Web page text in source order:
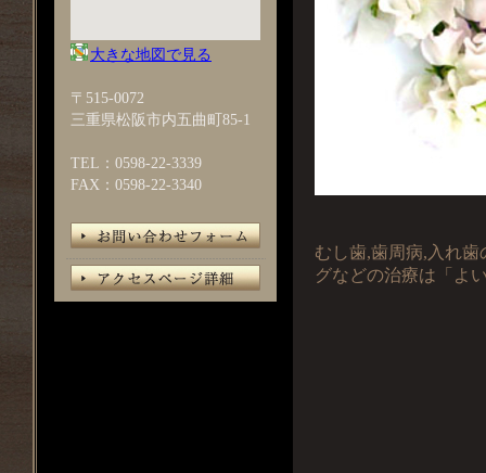
むし歯,歯周病,入れ
グなどの治療は「よ
大きな地図で見る
〒515-0072
三重県松阪市内五曲町85-1
TEL：0598-22-3339
FAX：0598-22-3340